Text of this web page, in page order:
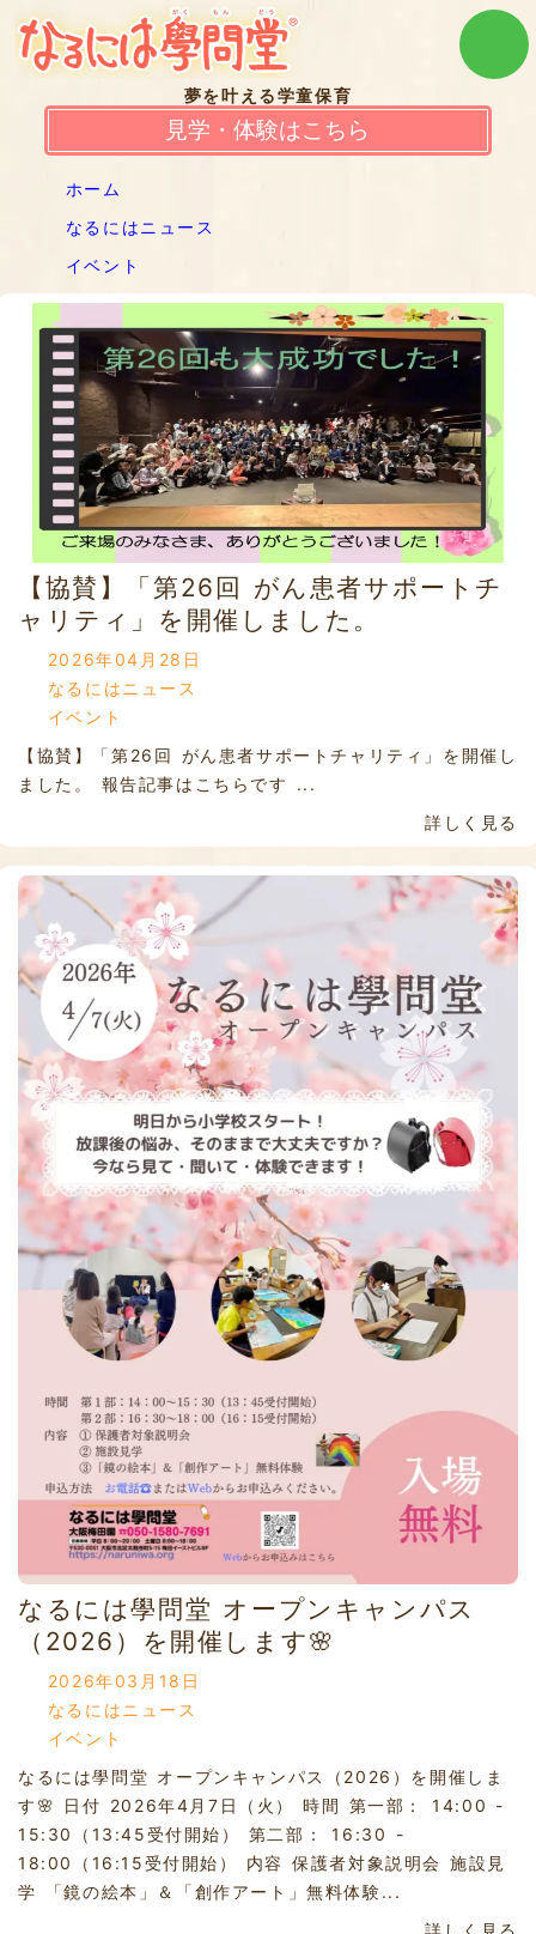
夢を叶える学童保育
見学・体験はこちら
ホーム
なるにはニュース
イベント
【協賛】「第26回 がん患者サポートチ
ャリティ」を開催しました。
2026年04月28日
なるにはニュース
イベント
【協賛】「第26回 がん患者サポートチャリティ」を開催し
ました。 報告記事はこちらです ...
詳しく見る
なるには學問堂 オープンキャンパス
（2026）を開催します🌸
2026年03月18日
なるにはニュース
イベント
なるには學問堂 オープンキャンパス（2026）を開催しま
す🌸 日付 2026年4月7日（火） 時間 第一部： 14:00 -
15:30（13:45受付開始） 第二部： 16:30 -
18:00（16:15受付開始） 内容 保護者対象説明会 施設見
学 「鏡の絵本」＆「創作アート」無料体験...